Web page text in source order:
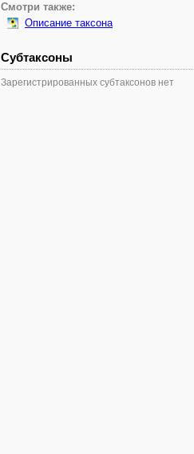
Смотри также:
Описание таксона
Субтаксоны
Зарегистрированных субтаксонов нет